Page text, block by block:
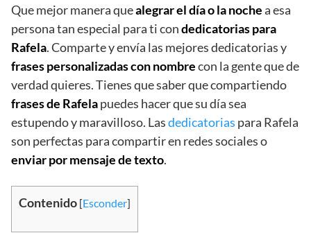
Que mejor manera quealegrar el día o la nochea esa
persona tan especial para ti condedicatorias para
Rafela. Comparte y envía las mejores dedicatorias y
frases personalizadas con nombrecon la gente que de
verdad quieres. Tienes que saber que compartiendo
frases de Rafelapuedes hacer que su día sea
estupendo y maravilloso. Lasdedicatorias para Rafela
son perfectas para compartir en redes sociales o
enviar por mensaje de texto.
Contenido [Esconder]